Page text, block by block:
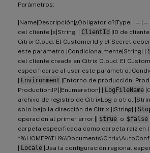
Parámetros:
|Name|Descripción|¿Obligatorio?|Type|
del cliente.|x|String| | ClientId |ID de
Citrix Cloud. El CustomerId y el Secret
este parámetro.|Condicionalmente|String| |
del cliente creada en Citrix Cloud. El
especificarse al usar este
| Environment |Entorno de producción,
ProductionJP.||Enumeration| | LogFileName
archivo de registro de CitrixLog a
solo bajo la dirección de Citrix.||String| |
operación al primer error.|| $true o $false
carpeta especificada como carpeta raíz en
| Locale |Usa la configuración regional